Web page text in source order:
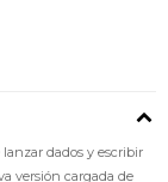
dados y escribir
versión cargada de